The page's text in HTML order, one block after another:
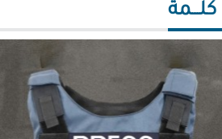
كلـــمة